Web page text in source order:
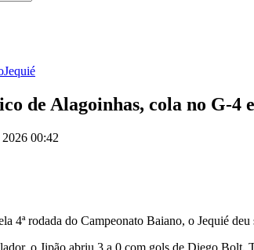
Jequié
de Alagoinhas, cola no G-4
00:42
4ª rodada do Campeonato Baiano, o Jequié
o Jipão abriu 3 a 0 com gols de Diego